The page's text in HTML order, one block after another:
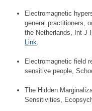
Electromagnetic
general practitioners,
the Netherlands, Int J
Link.
Electromagnetic field
sensitive people,
The Hidden
Sensitivities,